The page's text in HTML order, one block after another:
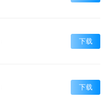
下载
下载